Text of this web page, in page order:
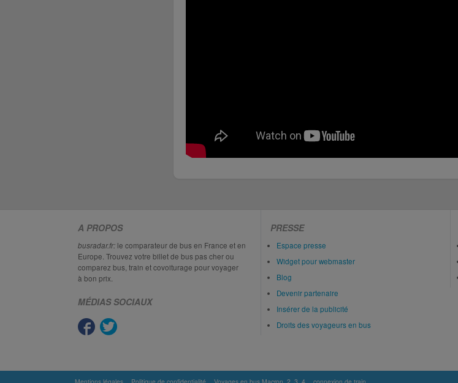
A PROPOS
busradar.fr: le comparateur de bus en France et en
Europe. Trouvez votre billet de bus pas cher ou
comparez bus, train et covoiturage pour voyager
à bon prix.
MÉDIAS SOCIAUX
PRESSE
Espace presse
Widget pour webmaster
Blog
Devenir partenaire
Insérer de la publicité
Droits des voyageurs en bus